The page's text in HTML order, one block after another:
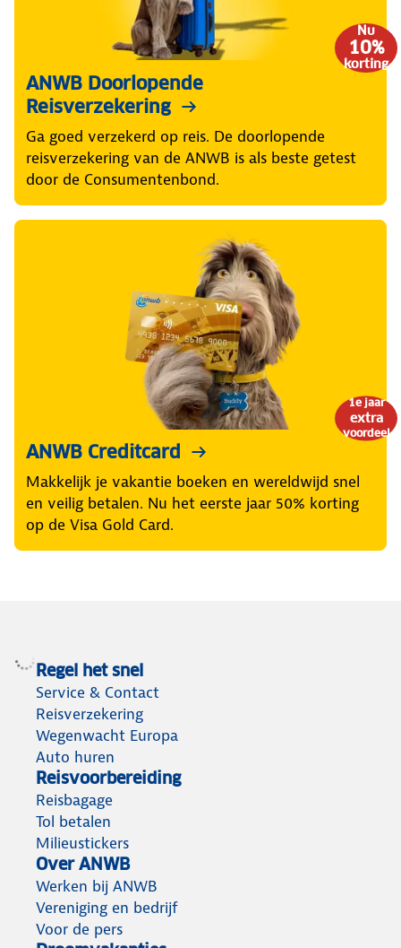
Nu
10%
korting
ANWB Doorlopende
Reisverzekering
Ga goed verzekerd op reis. De doorlopende
reisverzekering van de ANWB is als beste getest
door de Consumentenbond.
1e jaar
extra
voordeel
ANWB Creditcard
Makkelijk je vakantie boeken en wereldwijd snel
en veilig betalen. Nu het eerste jaar 50% korting
op de Visa Gold Card.
Regel het snel
Service & Contact
Reisverzekering
Wegenwacht Europa
Auto huren
Reisvoorbereiding
Reisbagage
Tol betalen
Milieustickers
Over ANWB
Werken bij ANWB
Vereniging en bedrijf
Voor de pers